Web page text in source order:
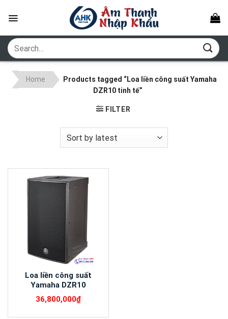
Search
for:
Home
Products tagged “Loa liền công suất Yamaha
DZR10 tinh tế”
FILTER
Loa liền công suất
Yamaha DZR10
36,800,000₫